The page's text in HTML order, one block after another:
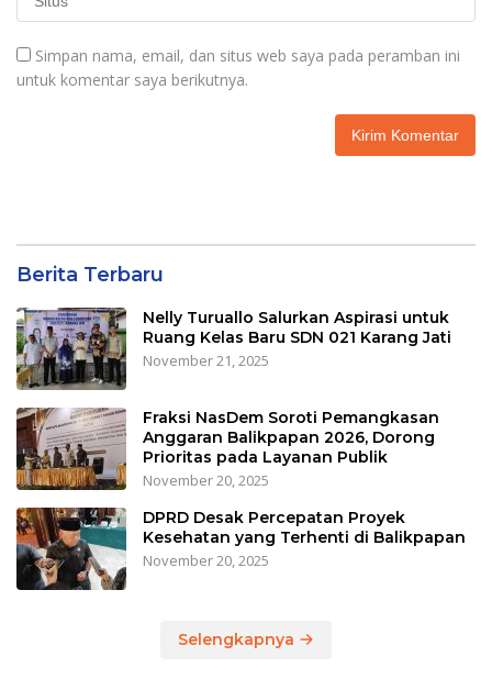
Simpan nama, email, dan situs web saya pada peramban ini
untuk komentar saya berikutnya.
Berita Terbaru
Nelly Turuallo Salurkan Aspirasi untuk
Ruang Kelas Baru SDN 021 Karang Jati
November 21, 2025
Fraksi NasDem Soroti Pemangkasan
Anggaran Balikpapan 2026, Dorong
Prioritas pada Layanan Publik
November 20, 2025
DPRD Desak Percepatan Proyek
Kesehatan yang Terhenti di Balikpapan
November 20, 2025
Selengkapnya